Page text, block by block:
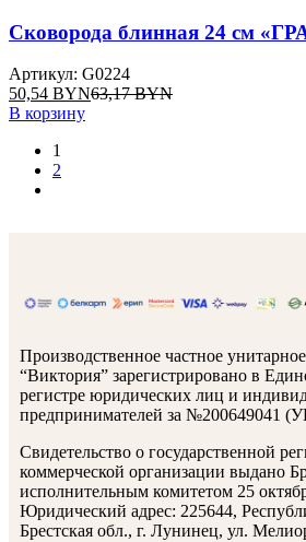
Сковорода блинная 24 см
Артикул: G0224
50,54 BYN63,17BYN
В корзину
1
2
Производственное частное
“Виктория” зарегистрировано в
регистре юридических лиц и
предпринимателей за №200649041
Свидетельство о государственной
коммерческой организации выдано
исполнительным комитетом 25
Юридический адрес: 225644,
Брестская обл., г. Лунинец, ул.